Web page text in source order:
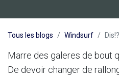
Tous les blogs Windsurf
Marre des galeres de bout
De devoir changer de